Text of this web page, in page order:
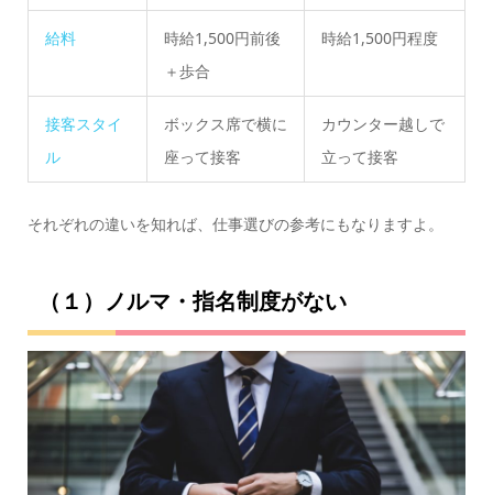
給料
時給1,500円前後
＋歩合
時給1,500円程度
接客スタイ
ル
ボックス席で横に
座って接客
カウンター越しで
立って接客
それぞれの違いを知れば、仕事選びの参考にもなりますよ。
（１） ノルマ・指名制度がない